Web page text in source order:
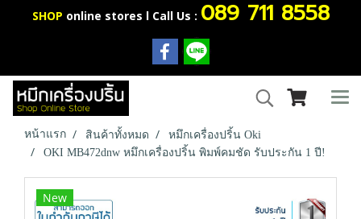
SHOP online stores l Call Us : 089 711 8558
หน้าแรก สินค้าทั้งหมด
หมึกเครื่องปริ้น Oki
OKI MB472dnw หมึกเครื่องปริ้น พิมพ์คมชัด รับประกัน 1 ปี!
New